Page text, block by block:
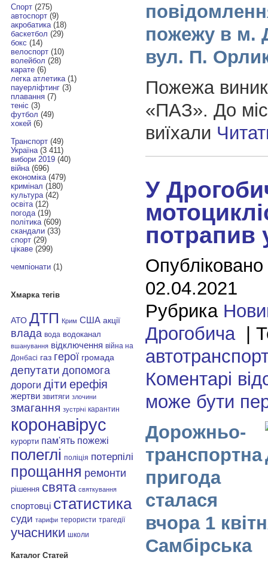
Спорт(275)
автоспорт(9)
акробатика(18)
баскетбол (29)
бокс (14)
велоспорт(10)
волейбол (28)
карате(6)
легка атлетика(1)
пауерліфтинг(3)
плавання(7)
теніс (3)
футбол (49)
хокей(6)
Транспорт(49)
Україна(3 411)
вибори 2019(40)
війна(696)
економіка(479)
кримінал (180)
культура(42)
освіта(12)
погода(19)
політика(609)
скандали(33)
спорт(29)
цікаве(299)
чемпіонати(1)
Хмарка тегів
АТО ДТП Крим США акції
влада вода водоканал
вшанування відключення війна на
Донбасі газ герої громада
депутати допомога
дороги діти ерефія
жертви звитяги злочини
змагання зустрічі карантин
коронавірус
курорти пам'ять пожежі
полеглі поліція потерпілі
прощання ремонти
рішення свята святкування
спортовці статистика
суди тарифи терористи трагедії
учасники школи
Каталог Статей
пожежу в м.
вул. П.
Пожежа
«ПАЗ». До
виїхали
У
потрапив
02.04.2021
Рубрика
Дрогобича|
автотранспорт
Коментарі
може бути
Дорожньо-
транспортна
пригода
сталася
вчора 1
Самбірська